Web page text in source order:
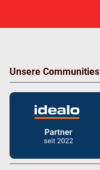
Unsere Communities